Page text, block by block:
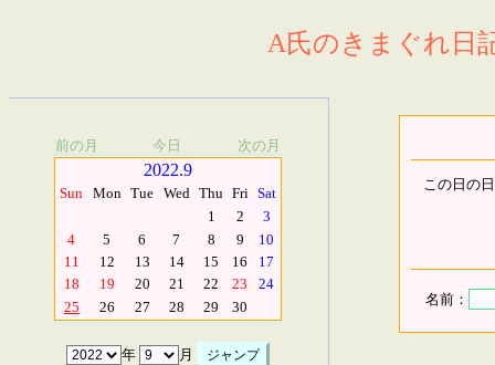
A氏のきまぐれ日
前の月 今日 次の月
2022.9
Sun Mon Tue Wed Thu Fri Sat
1
2
3
4
5 6 7 8 9
10
11
12 13 14 15 16
17
18
19 20 21 22 23
24
25
26 27 28 29 30
年 月
この日の
名前：